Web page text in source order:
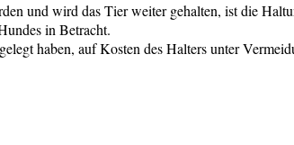
und wird das Tier weiter gehalten, ist die
in Betracht.
haben, auf Kosten des Halters unter